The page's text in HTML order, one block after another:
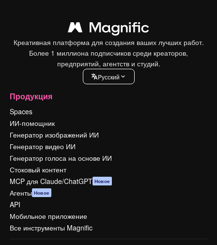
Креативная платформа для создания ваших лучших работ.
Более 1 миллиона подписчиков среди креаторов,
предприятий, агентств и студий.
Pусский
Продукция
Spaces
ИИ-помощник
Генератор изображений ИИ
Генератор видео ИИ
Генератор голоса на основе ИИ
Стоковый контент
MCP для Claude/ChatGPT Новое
Агенты Новое
API
Мобильное приложение
Все инструменты Magnific